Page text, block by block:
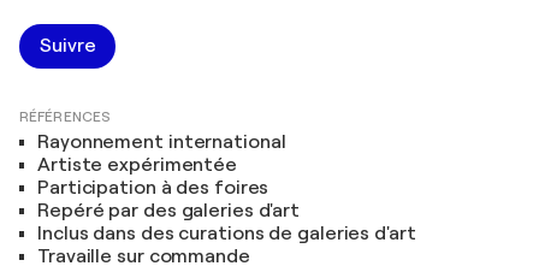
Suivre
RÉFÉRENCES
Rayonnement international
Artiste expérimentée
Participation à des foires
Repéré par des galeries d'art
Inclus dans des curations de galeries d'art
Travaille sur commande